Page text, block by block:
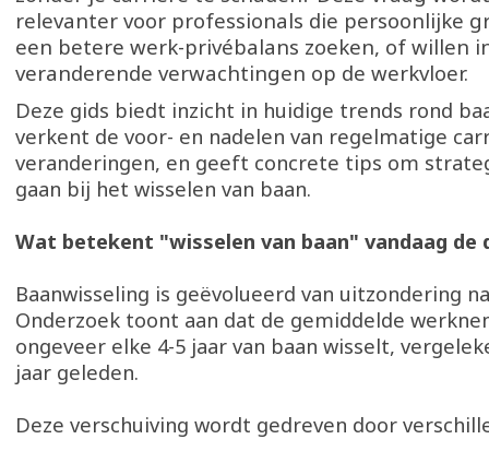
relevanter voor professionals die persoonlijke
een betere werk-privébalans zoeken, of willen
veranderende verwachtingen op de werkvloer.
Deze gids biedt inzicht in huidige trends rond
verkent de voor- en nadelen van regelmatige
veranderingen, en geeft concrete tips om
gaan bij het wisselen van baan.
Wat betekent "wisselen van baan" vandaag de
Baanwisseling is geëvolueerd van uitzondering
Onderzoek toont aan dat de gemiddelde
ongeveer elke 4-5 jaar van baan wisselt,
jaar geleden.
Deze verschuiving wordt gedreven door